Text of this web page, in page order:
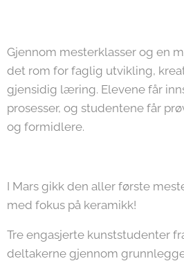
Gjennom mesterklasser og en
det rom for faglig utvikling,
gjensidig læring. Elevene får
prosesser, og studentene får
og formidlere.
I Mars gikk den aller første
med fokus på keramikk!
Tre engasjerte kunststudenter
deltakerne gjennom